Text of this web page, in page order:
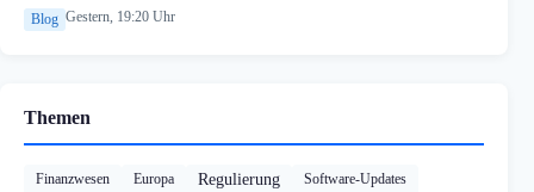
Blog Gestern, 19:20 Uhr
Themen
Finanzwesen Europa Regulierung
Software-Updates